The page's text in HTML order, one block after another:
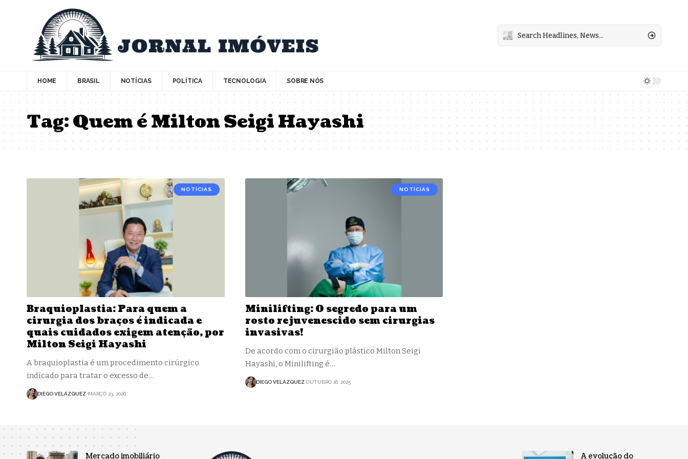
HOME BRASIL NOTÍCIAS POLÍTICA TECNOLOGIA SOBRE NÓS
Tag:Quem é Milton Seigi Hayashi
NOTÍCIAS
Braquioplastia: Para quem a
cirurgia dos braços é indicada e
quais cuidados exigem atenção, por
Milton Seigi Hayashi
A braquioplastia é um procedimento cirúrgico
indicado para tratar o excesso de…
DIEGO VELÁZQUEZ MARÇO 23, 2026
NOTÍCIAS
Minilifting: O segredo para um
rosto rejuvenescido sem cirurgias
invasivas!
De acordo com o cirurgião plástico Milton Seigi
Hayashi, o Minilifting é…
DIEGO VELÁZQUEZ OUTUBRO 16, 2025
Mercado imobiliário A evolução do